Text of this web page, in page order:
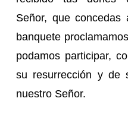
Señor, que
banquete
podamos participar,
su resurrección y de
nuestro Señor.